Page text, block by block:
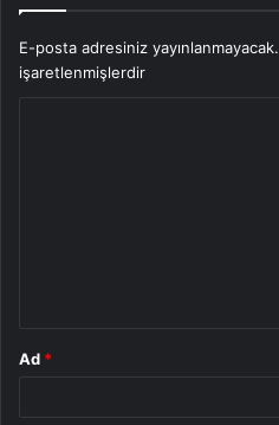
E-posta adresiniz yayınlanmayacak.
işaretlenmişlerdir
Ad *